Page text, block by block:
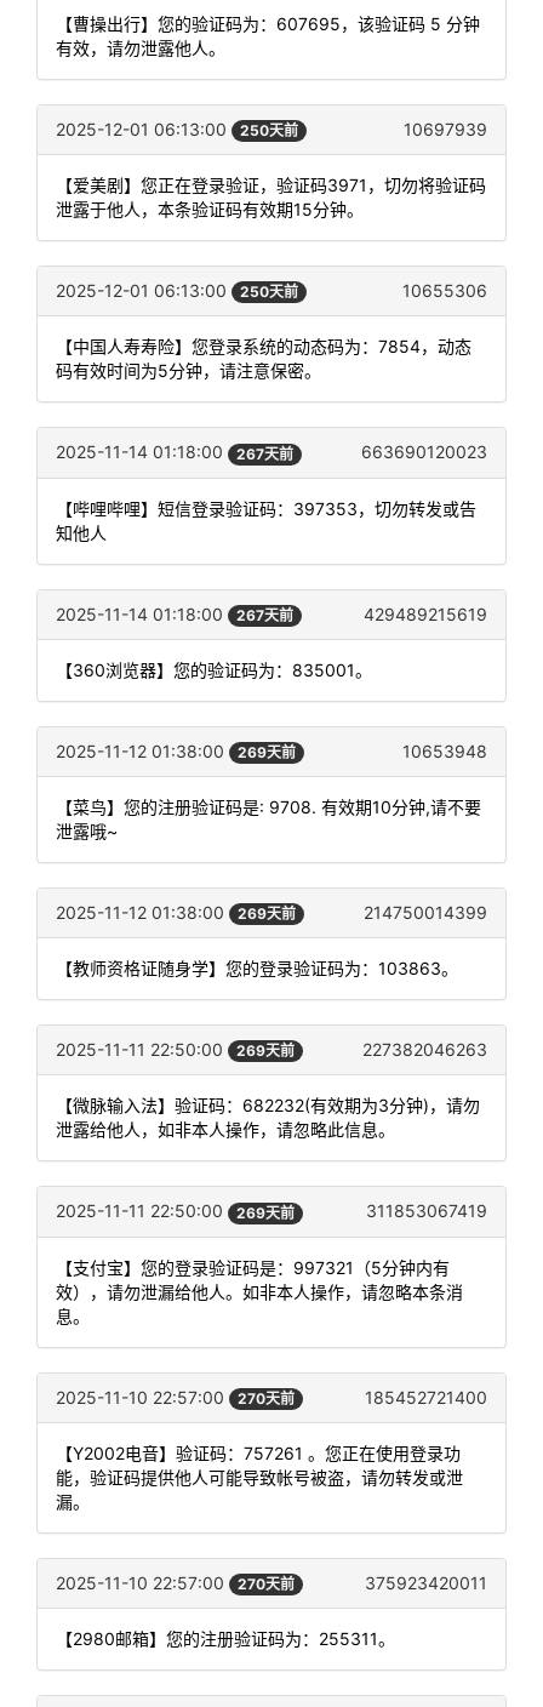
【曹操出行】您的验证码为：607695，该验证码 5 分钟
有效，请勿泄露他人。
2025-12-01 06:13:00 250天前 10697939
【爱美剧】您正在登录验证，验证码3971，切勿将验证码
泄露于他人，本条验证码有效期15分钟。
2025-12-01 06:13:00 250天前 10655306
【中国人寿寿险】您登录系统的动态码为：7854，动态
码有效时间为5分钟，请注意保密。
2025-11-14 01:18:00 267天前 663690120023
【哔哩哔哩】短信登录验证码：397353，切勿转发或告
知他人
2025-11-14 01:18:00 267天前 429489215619
【360浏览器】您的验证码为：835001。
2025-11-12 01:38:00 269天前 10653948
【菜鸟】您的注册验证码是: 9708. 有效期10分钟,请不要
泄露哦~
2025-11-12 01:38:00 269天前 214750014399
【教师资格证随身学】您的登录验证码为：103863。
2025-11-11 22:50:00 269天前 227382046263
【微脉输入法】验证码：682232(有效期为3分钟)，请勿
泄露给他人，如非本人操作，请忽略此信息。
2025-11-11 22:50:00 269天前 311853067419
【支付宝】您的登录验证码是：997321（5分钟内有
效），请勿泄漏给他人。如非本人操作，请忽略本条消
息。
2025-11-10 22:57:00 270天前 185452721400
【Y2002电音】验证码：757261 。您正在使用登录功
能，验证码提供他人可能导致帐号被盗，请勿转发或泄
漏。
2025-11-10 22:57:00 270天前 375923420011
【2980邮箱】您的注册验证码为：255311。